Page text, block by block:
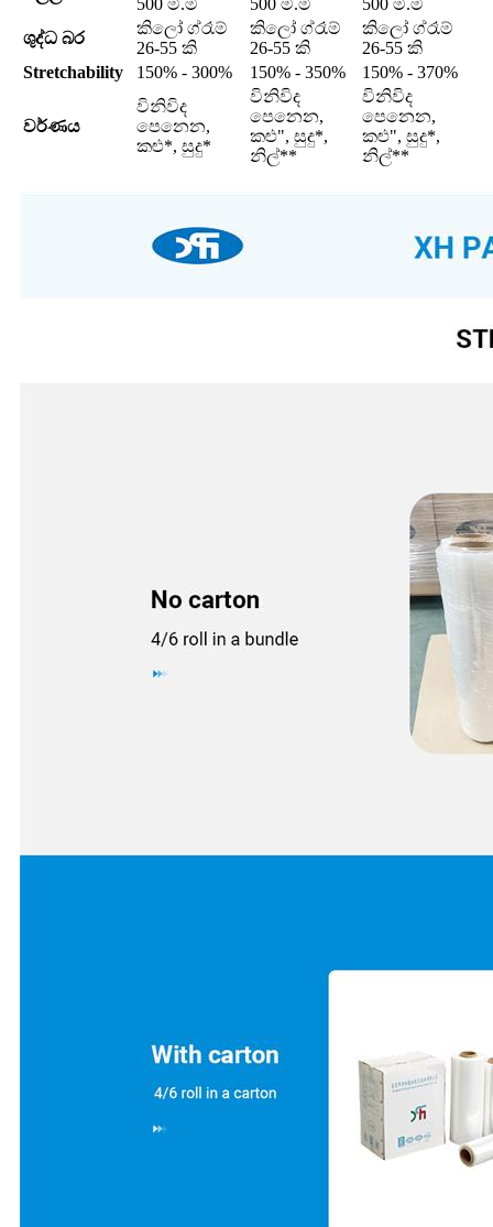
500 මි.මී
500 මි.මී
500 මි.මී
ශුද්ධ බර
කිලෝ ග්රෑම්
26-55 කි
කිලෝ ග්රෑම්
26-55 කි
කිලෝ ග්රෑම්
26-55 කි
Stretchability
150% - 300% 150% - 350% 150% - 370%
වර්ණය
විනිවිද
පෙනෙන,
කළු*, සුදු*
විනිවිද
පෙනෙන,
කළු", සුදු*,
නිල්**
විනිවිද
පෙනෙන,
කළු", සුදු*,
නිල්**